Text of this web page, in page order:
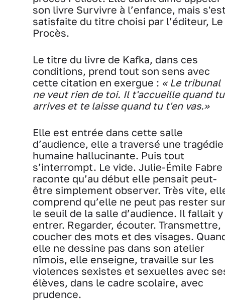
son livre Survivre à l’enfance, mais
satisfaite du titre choisi par l’éditeur, Le
Procès.
Le titre du livre de Kafka, dans ces
conditions, prend tout son sens avec
cette citation en exergue : « Le tribunal
ne veut rien de toi. Il t'accueille quand tu
arrives et te laisse quand tu t'en vas.»
Elle est entrée dans cette salle
d’audience, elle a traversé une tragédie
humaine hallucinante. Puis tout
s’interrompt. Le vide. Julie-Émile Fabre
raconte qu’au début elle pensait peut-
être simplement observer. Très vite,
comprend qu’elle ne peut pas rester
le seuil de la salle d’audience. Il fallait y
entrer. Regarder, écouter. Transmettre,
coucher des mots et des visages.
elle ne dessine pas dans son atelier
nîmois, elle enseigne, travaille sur les
violences sexistes et sexuelles avec
élèves, dans le cadre scolaire, avec
prudence.